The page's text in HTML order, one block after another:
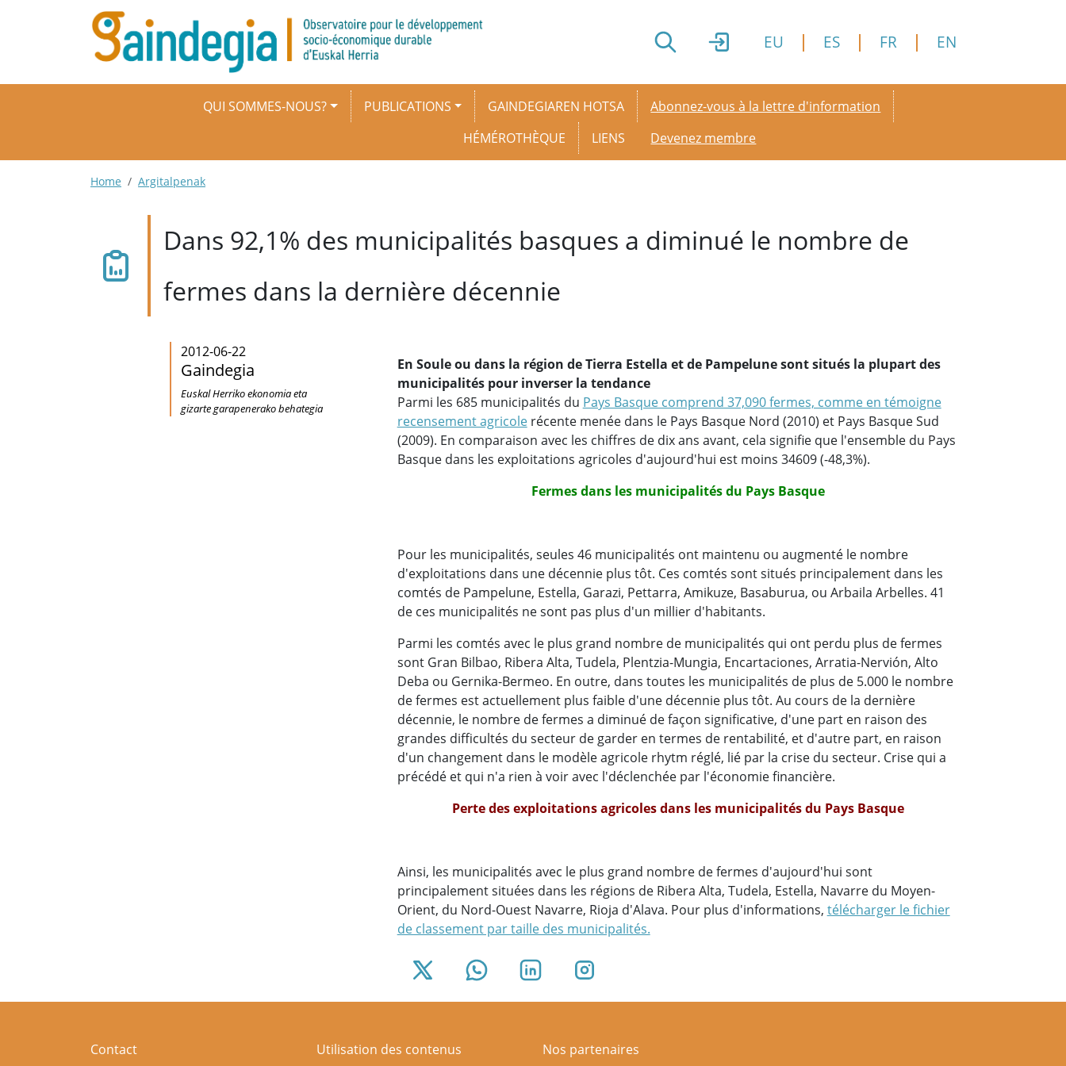
Aller au contenu principal
EU ES FR EN
Navigation principaleQUI SOMMES-NOUS? PUBLICATIONS
GAINDEGIAREN HOTSA
HÉMÉROTHÈQUE
LIENS
Secondary menu
Abonnez-vous à la lettre d'information
Devenez membre
Fil d'Ariane
Home Argitalpenak
Dans 92,1% des municipalités basques a diminué le nombre de
fermes dans la dernière décennie
2012-06-22
Gaindegia
Euskal Herriko ekonomia eta
gizarte garapenerako behategia
En Soule ou dans la région de Tierra Estella et de Pampelune sont situés la plupart des
municipalités pour inverser la tendance
Parmi les 685 municipalités du Pays Basque comprend 37,090 fermes, comme en témoigne
recensement agricolerécente menée dans le Pays Basque Nord (2010) et Pays Basque Sud
(2009). En comparaison avec les chiffres de dix ans avant, cela signifie que l'ensemble du Pays
Basque dans les exploitations agricoles d'aujourd'hui est moins 34609 (-48,3%).
Fermes dans les municipalités du Pays Basque
Pour les municipalités, seules 46 municipalités ont maintenu ou augmenté le nombre
d'exploitations dans une décennie plus tôt. Ces comtés sont situés principalement dans les
comtés de Pampelune, Estella, Garazi, Pettarra, Amikuze, Basaburua, ou Arbaila Arbelles. 41
de ces municipalités ne sont pas plus d'un millier d'habitants.
Parmi les comtés avec le plus grand nombre de municipalités qui ont perdu plus de fermes
sont Gran Bilbao, Ribera Alta, Tudela, Plentzia-Mungia, Encartaciones, Arratia-Nervión, Alto
Deba ou Gernika-Bermeo. En outre, dans toutes les municipalités de plus de 5.000 le nombre
de fermes est actuellement plus faible d'une décennie plus tôt. Au cours de la dernière
décennie, le nombre de fermes a diminué de façon significative, d'une part en raison des
grandes difficultés du secteur de garder en termes de rentabilité, et d'autre part, en raison
d'un changement dans le modèle agricole rhytm réglé, lié par la crise du secteur. Crise qui a
précédé et qui n'a rien à voir avec l'déclenchée par l'économie financière.
Perte des exploitations agricoles dans les municipalités du Pays Basque
Ainsi, les municipalités avec le plus grand nombre de fermes d'aujourd'hui sont
principalement situées dans les régions de Ribera Alta, Tudela, Estella, Navarre du Moyen-
Orient, du Nord-Ouest Navarre, Rioja d'Alava. Pour plus d'informations, télécharger le fichier
de classement par taille des municipalités.
Contact Utilisation des contenus Nos partenaires